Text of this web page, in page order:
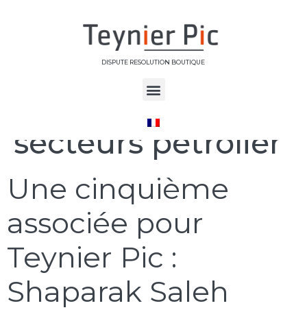
DISPUTE RESOLUTION BOUTIQUE
Étiquette :
secteurs pétrolier
Une cinquième
associée pour
Teynier Pic :
Shaparak Saleh